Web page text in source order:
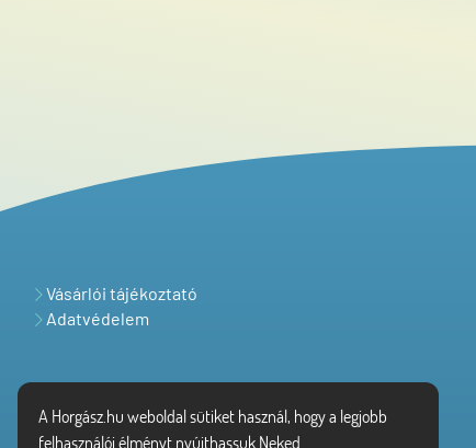
A Horgász.hu weboldal sütiket használ, hogy a legjobb
felhasználói élményt nyújthassuk Neked.
Vásárlói tájékoztató
Adatvédelem